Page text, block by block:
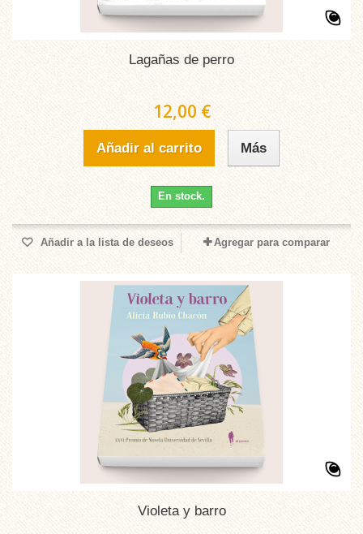
Lagañas de perro
12,00 €
Añadir al carrito Más
En stock.
Añadir a la lista de deseos Agregar para comparar
Violeta y barro